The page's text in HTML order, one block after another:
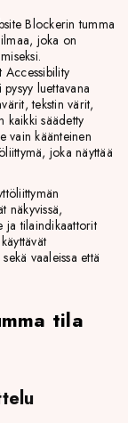
Blockerin tumma
joka on
Accessibility
luettavana
tekstin värit,
kaikki säädetty
vain käänteinen
joka näyttää
näkyvissä,
ja tilaindikaattorit
vaaleissa että
tila